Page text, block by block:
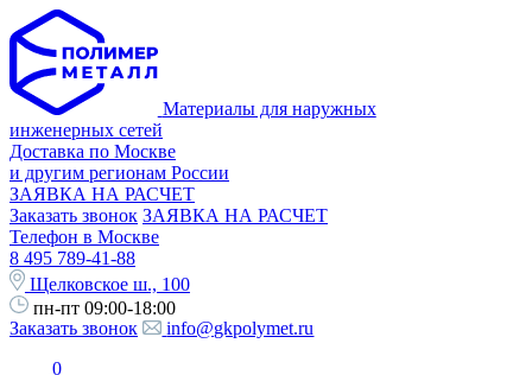
Материалы для наружных
инженерных сетей
Доставка по Москве
и другим регионам России
ЗАЯВКА НА РАСЧЕТ
Заказать звонок ЗАЯВКА НА РАСЧЕТ
Телефон в Москве
8 495 789-41-88
Щелковское ш., 100
пн-пт 09:00-18:00
Заказать звонок
info@gkpolymet.ru
0